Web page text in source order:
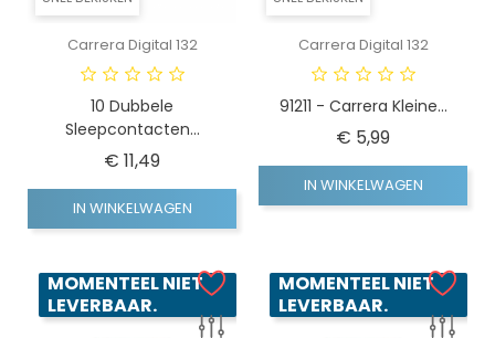
Carrera Digital 132
10 Dubbele
Sleepcontacten...
€ 11,49Prijs
IN WINKELWAGEN
Carrera Digital 132
91211 - Carrera Kleine...
€ 5,99Prijs
IN WINKELWAGEN
MOMENTEEL NIET
LEVERBAAR.
MOMENTEEL NIET
LEVERBAAR.